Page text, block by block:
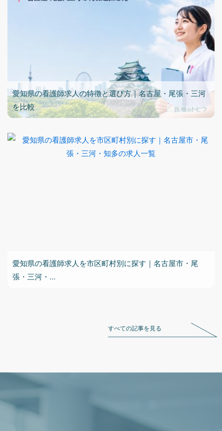
愛知県の看護師求人の特徴と選び方｜名古屋・尾張・三河
を比較
愛知県の看護師求人を市区町村別に探す｜名古屋市・尾
張・三河・...
すべての記事を見る